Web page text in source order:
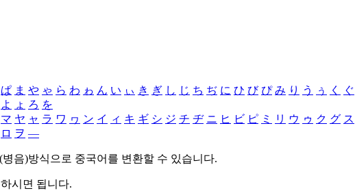
ぱ ま や ゃ ら わ ゎ ん い ぃ き ぎ し じ ち ぢ に ひ び ぴ み り う ぅ く ぐ
よ ょ ろ を
マ ヤ ャ ラ ワ ヮ ン イ ィ キ ギ シ ジ チ ヂ ニ ヒ ビ ピ ミ リ ウ ゥ ク グ ス
ロ ヲ ―
병음)방식으로 중국어를 변환할 수 있습니다.
시면 됩니다.